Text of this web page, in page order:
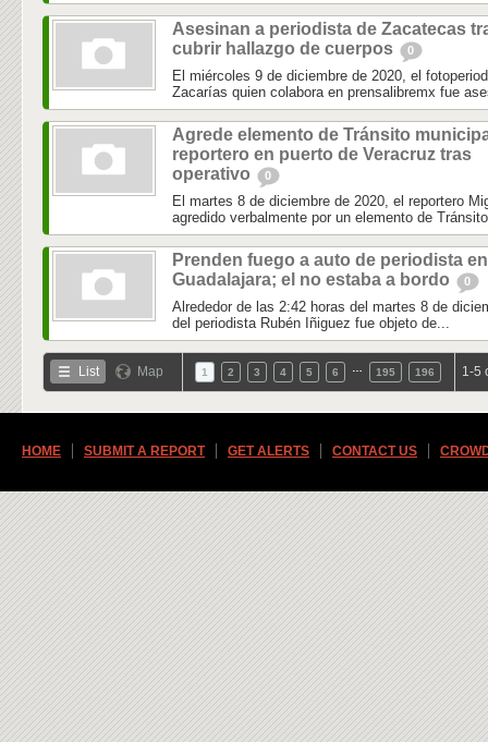
Asesinan a periodista de Zacatecas
cubrir hallazgo de cuerpos
0
El miércoles 9 de diciembre de 2020, el
Zacarías quien colabora en prensalibremx fue
Agrede elemento de Tránsito
reportero en puerto de Veracruz tras
operativo
0
El martes 8 de diciembre de 2020, el reportero
agredido verbalmente por un elemento de
Prenden fuego a auto de periodista en
Guadalajara; el no estaba a bordo
0
Alrededor de las 2:42 horas del martes 8 de
del periodista Rubén Iñiguez fue objeto de...
List Map 1 2 3 4 5 6 195 196 1-5
HOME SUBMIT A REPORT GET ALERTS CONTACT US